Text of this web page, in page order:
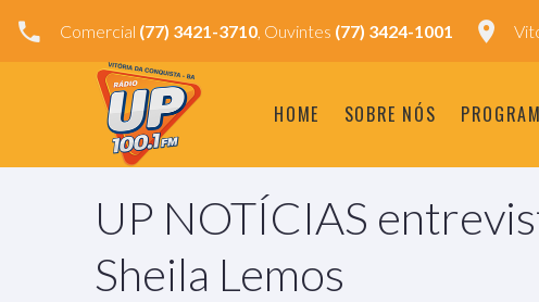
Comercial (77) 3421-3710, Ouvintes (77) 3424-1001
HOME SOBRE NÓS
UP NOTÍCIAS
Sheila Lemos